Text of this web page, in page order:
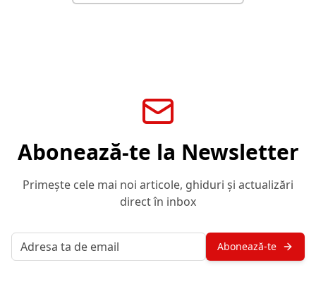
Abonează-te la Newsletter
Primește cele mai noi articole, ghiduri și actualizări
direct în inbox
Abonează-te